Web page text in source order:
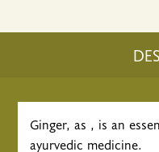
Ginger, as , is an
ayurvedic medicine.